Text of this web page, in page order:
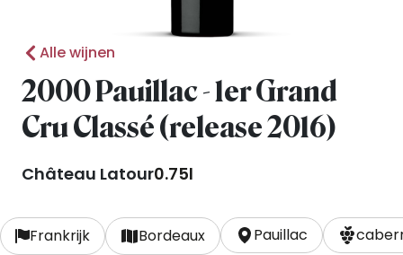
Alle wijnen
2000 Pauillac - 1er Grand
Cru Classé (release 2016)
Château Latour0.75l
Frankrijk Bordeaux Pauillac